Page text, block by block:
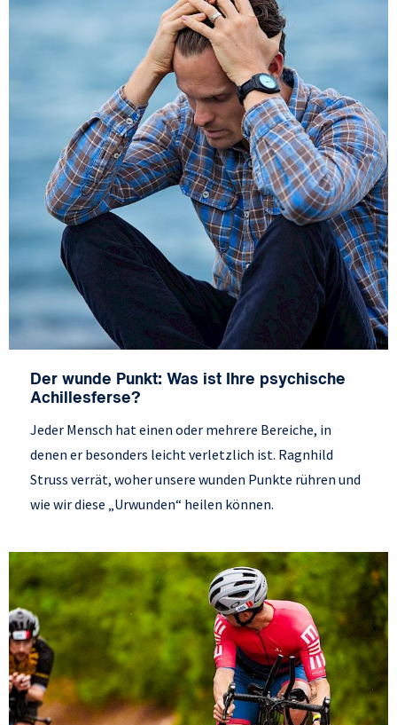
Der wunde Punkt: Was ist Ihre psychische
Achillesferse?
Jeder Mensch hat einen oder mehrere Bereiche, in
denen er besonders leicht verletzlich ist. Ragnhild
Struss verrät, woher unsere wunden Punkte rühren und
wie wir diese „Urwunden“ heilen können.